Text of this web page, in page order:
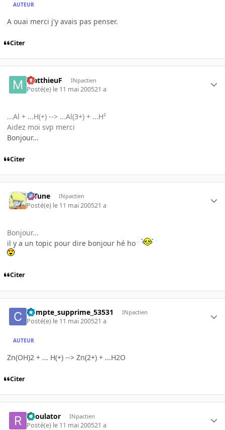
AUTEUR
A ouai merci j'y avais pas penser.
Citer
MatthieuF INpactien
Posté(e) le 11 mai 200521 a
...Al + ...H(+) --> ...Al(3+) + ...H²
Aidez moi svp merci
Bonjour...
Citer
D-Tune INpactien
Posté(e) le 11 mai 200521 a
Bonjour...
il y a un topic pour dire bonjour hé ho
Citer
Compte_supprime_53531 INpactien
Posté(e) le 11 mai 200521 a
AUTEUR
Zn(OH)2 + ... H(+) --> Zn(2+) + ...H2O
Citer
Raoulator INpactien
Posté(e) le 11 mai 200521 a